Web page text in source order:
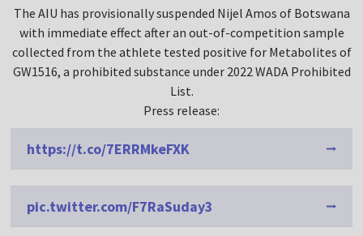
The AIU has provisionally suspended Nijel Amos of Botswana
with immediate effect after an out-of-competition sample
collected from the athlete tested positive for Metabolites of
GW1516, a prohibited substance under 2022 WADA Prohibited
List.
Press release:
https://t.co/7ERRMkeFXK
pic.twitter.com/F7RaSuday3